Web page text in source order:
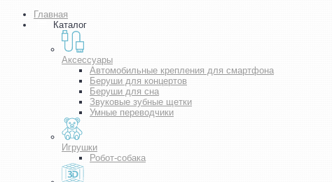
Главная
Каталог
Аксессуары
Автомобильные крепления для смартфона
Беруши для концертов
Беруши для сна
Звуковые зубные щетки
Умные переводчики
Игрушки
Робот-собака